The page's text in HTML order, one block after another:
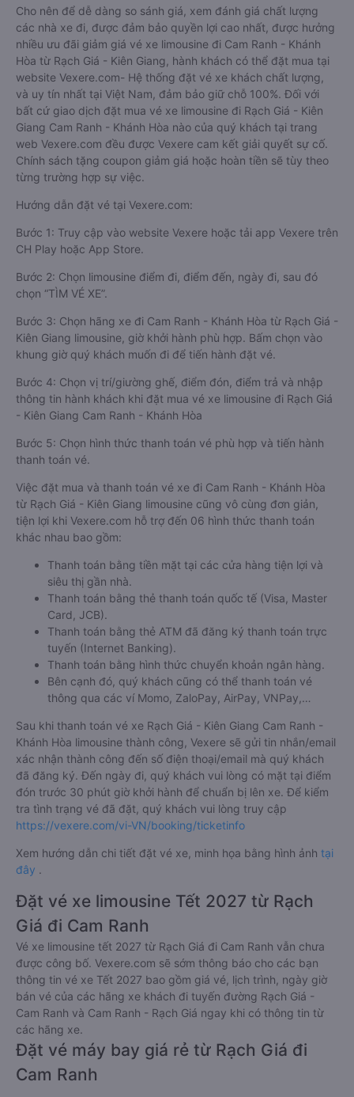
Cho nên để dễ dàng so sánh giá, xem đánh giá chất lượng
các nhà xe đi, được đảm bảo quyền lợi cao nhất, được hưởng
nhiều ưu đãi giảm giá vé xe limousine đi Cam Ranh - Khánh
Hòa từ Rạch Giá - Kiên Giang, hành khách có thể đặt mua tại
website Vexere.com- Hệ thống đặt vé xe khách chất lượng,
và uy tín nhất tại Việt Nam, đảm bảo giữ chỗ 100%. Đối với
bất cứ giao dịch đặt mua vé xe limousine đi Rạch Giá - Kiên
Giang Cam Ranh - Khánh Hòa nào của quý khách tại trang
web Vexere.com đều được Vexere cam kết giải quyết sự cố.
Chính sách tặng coupon giảm giá hoặc hoàn tiền sẽ tùy theo
từng trường hợp sự việc.
Hướng dẫn đặt vé tại Vexere.com:
Bước 1: Truy cập vào website Vexere hoặc tải app Vexere trên
CH Play hoặc App Store.
Bước 2: Chọn limousine điểm đi, điểm đến, ngày đi, sau đó
chọn “TÌM VÉ XE”.
Bước 3: Chọn hãng xe đi Cam Ranh - Khánh Hòa từ Rạch Giá -
Kiên Giang limousine, giờ khởi hành phù hợp. Bấm chọn vào
khung giờ quý khách muốn đi để tiến hành đặt vé.
Bước 4: Chọn vị trí/giường ghế, điểm đón, điểm trả và nhập
thông tin hành khách khi đặt mua vé xe limousine đi Rạch Giá
- Kiên Giang Cam Ranh - Khánh Hòa
Bước 5: Chọn hình thức thanh toán vé phù hợp và tiến hành
thanh toán vé.
Việc đặt mua và thanh toán vé xe đi Cam Ranh - Khánh Hòa
từ Rạch Giá - Kiên Giang limousine cũng vô cùng đơn giản,
tiện lợi khi Vexere.com hỗ trợ đến 06 hình thức thanh toán
khác nhau bao gồm:
Thanh toán bằng tiền mặt tại các cửa hàng tiện lợi và
siêu thị gần nhà.
Thanh toán bằng thẻ thanh toán quốc tế (Visa, Master
Card, JCB).
Thanh toán bằng thẻ ATM đã đăng ký thanh toán trực
tuyến (Internet Banking).
Thanh toán bằng hình thức chuyển khoản ngân hàng.
Bên cạnh đó, quý khách cũng có thể thanh toán vé
thông qua các ví Momo, ZaloPay, AirPay, VNPay,…
Sau khi thanh toán vé xe Rạch Giá - Kiên Giang Cam Ranh -
Khánh Hòa limousine thành công, Vexere sẽ gửi tin nhắn/email
xác nhận thành công đến số điện thoại/email mà quý khách
đã đăng ký. Đến ngày đi, quý khách vui lòng có mặt tại điểm
đón trước 30 phút giờ khởi hành để chuẩn bị lên xe. Để kiểm
tra tình trạng vé đã đặt, quý khách vui lòng truy cập
https://vexere.com/vi-VN/booking/ticketinfo
Xem hướng dẫn chi tiết đặt vé xe, minh họa bằng hình ảnh tại
đây .
Đặt vé xe limousine Tết 2027 từ Rạch
Giá đi Cam Ranh
Vé xe limousine tết 2027 từ Rạch Giá đi Cam Ranh vẫn chưa
được công bố. Vexere.com sẽ sớm thông báo cho các bạn
thông tin vé xe Tết 2027 bao gồm giá vé, lịch trình, ngày giờ
bán vé của các hãng xe khách đi tuyến đường Rạch Giá -
Cam Ranh và Cam Ranh - Rạch Giá ngay khi có thông tin từ
các hãng xe.
Đặt vé máy bay giá rẻ từ Rạch Giá đi
Cam Ranh